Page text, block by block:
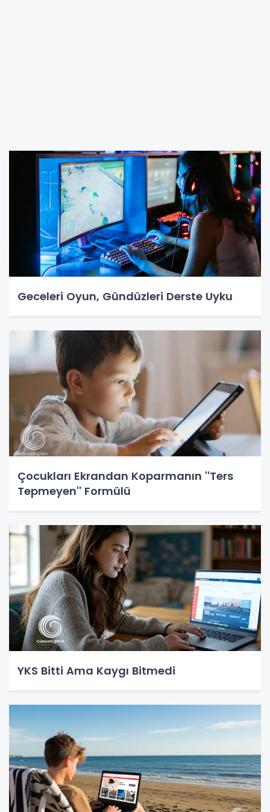
Geceleri Oyun, Gündüzleri Derste Uyku
Çocukları Ekrandan Koparmanın ''Ters
Tepmeyen'' Formülü
YKS Bitti Ama Kaygı Bitmedi